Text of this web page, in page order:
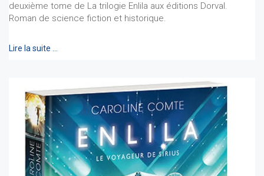
deuxième tome de La trilogie Enlila aux éditions Dorval.
Roman de science fiction et historique.
Lire la suite …